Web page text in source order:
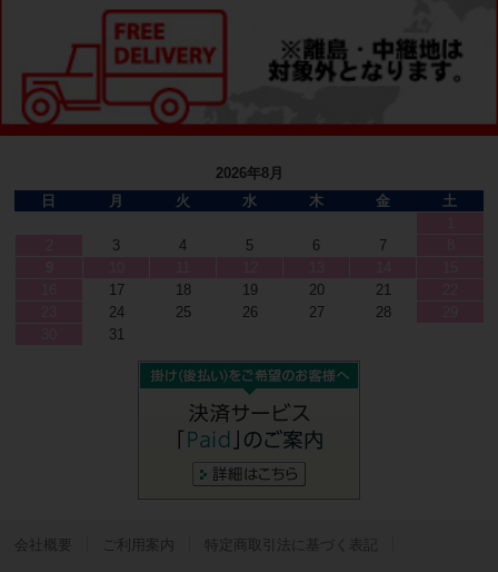
2026年8月
日
月 火 水 木 金
土
3 4 5 6 7
17 18 19 20 21
24 25 26 27 28
31
会社概要 ご利用案内 特定商取引法に基づく表記